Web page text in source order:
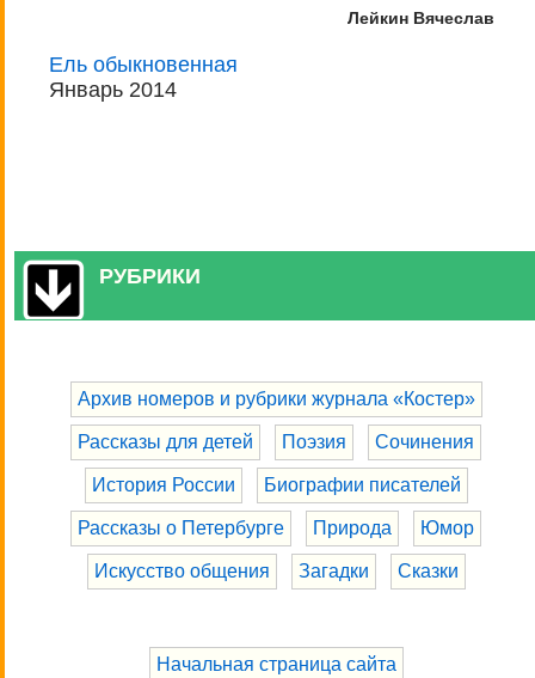
Лейкин Вячеслав
Ель обыкновенная
Январь 2014
РУБРИКИ
Архив номеров и рубрики журнала «Костер»
Рассказы для детей Поэзия Сочинения
История России Биографии писателей
Рассказы о Петербурге Природа Юмор
Искусство общения Загадки Сказки
Начальная страница сайта